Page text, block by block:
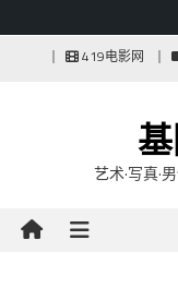
419电影网
艺术·写真·